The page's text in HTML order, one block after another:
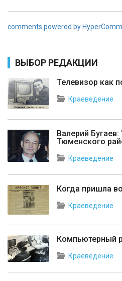
comments powered by
ВЫБОР РЕДАКЦИИ
Телевизор как
Краеведение
Валерий
Тюменского
Краеведение
Когда пришла
Краеведение
Компьютерный
Краеведение